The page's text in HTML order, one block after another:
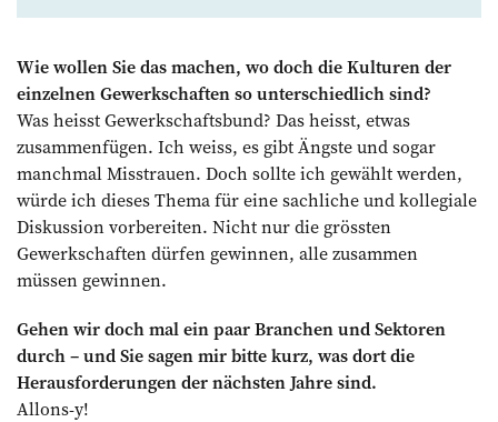
Wie wollen Sie das machen, wo doch die Kulturen der
einzelnen Gewerkschaften so unterschiedlich sind?
Was heisst Gewerkschaftsbund? Das heisst, etwas
zusammenfügen. Ich weiss, es gibt Ängste und sogar
manchmal Misstrauen. Doch sollte ich gewählt werden,
würde ich dieses Thema für eine sachliche und kollegiale
Diskussion vorbereiten. Nicht nur die grössten
Gewerkschaften dürfen gewinnen, alle zusammen
müssen gewinnen.
Gehen wir doch mal ein paar Branchen und Sektoren
durch – und Sie sagen mir bitte kurz, was dort die
Herausforderungen der nächsten Jahre sind.
Allons-y!